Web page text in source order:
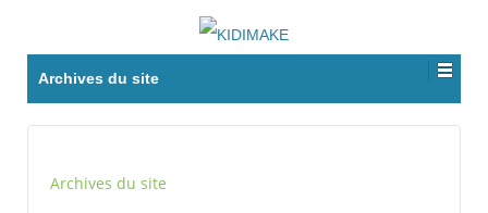
Archives du site
Archives du site